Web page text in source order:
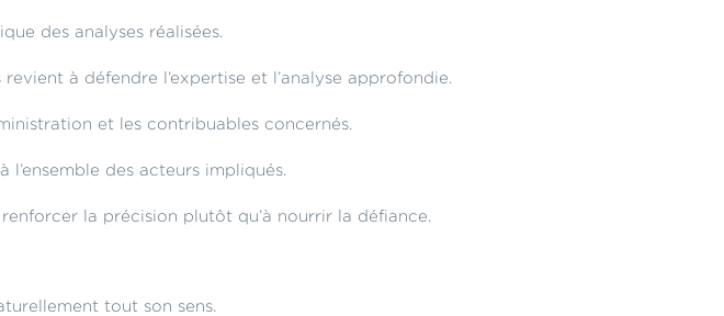
des analyses réalisées.
à défendre l’expertise et l’analyse approfondie.
et les contribuables concernés.
des acteurs impliqués.
la précision plutôt qu’à nourrir la défiance.
tout son sens.